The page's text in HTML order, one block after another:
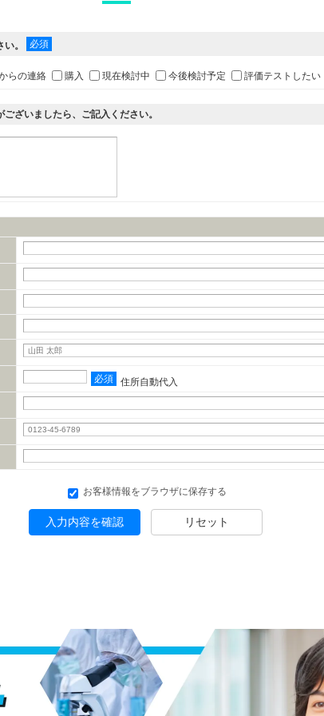
。 必須
らの連絡 購入 現在検討中 今後検討予定 評価テストしたい
ざいましたら、ご記入ください。
必須 住所自動代入
お客様情報をブラウザに保存する
入力内容を確認 リセット